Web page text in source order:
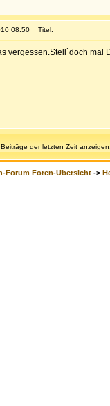
08:50 Titel:
vergessen.Stell`doch mal
Beiträge der letzten Zeit
Forum Foren-Übersicht ->